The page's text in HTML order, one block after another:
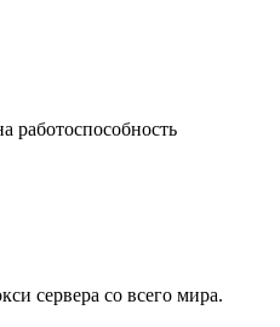
работоспособность
сервера со всего мира.